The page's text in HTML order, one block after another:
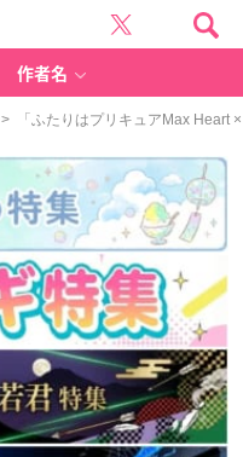
作者名
> 「ふたりはプリキュアMax Heart